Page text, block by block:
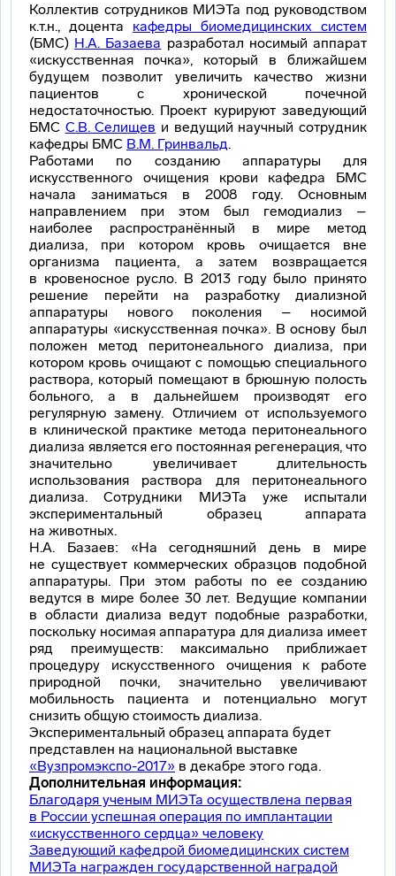
Коллектив сотрудников МИЭТа под руководством
к.т.н., доцента кафедры биомедицинских систем
(БМС) Н.А. Базаева разработал носимый аппарат
«искусственная почка», который в ближайшем
будущем позволит увеличить качество жизни
пациентов с хронической почечной
недостаточностью. Проект курируют заведующий
БМС С.В. Селищев и ведущий научный сотрудник
кафедры БМС В.М. Гринвальд.
Работами по созданию аппаратуры для
искусственного очищения крови кафедра БМС
начала заниматься в 2008 году. Основным
направлением при этом был гемодиализ –
наиболее распространённый в мире метод
диализа, при котором кровь очищается вне
организма пациента, а затем возвращается
в кровеносное русло. В 2013 году было принято
решение перейти на разработку диализной
аппаратуры нового поколения – носимой
аппаратуры «искусственная почка». В основу был
положен метод перитонеального диализа, при
котором кровь очищают с помощью специального
раствора, который помещают в брюшную полость
больного, а в дальнейшем производят его
регулярную замену. Отличием от используемого
в клинической практике метода перитонеального
диализа является его постоянная регенерация, что
значительно увеличивает длительность
использования раствора для перитонеального
диализа. Сотрудники МИЭТа уже испытали
экспериментальный образец аппарата
на животных.
Н.А. Базаев: «На сегодняшний день в мире
не существует коммерческих образцов подобной
аппаратуры. При этом работы по ее созданию
ведутся в мире более 30 лет. Ведущие компании
в области диализа ведут подобные разработки,
поскольку носимая аппаратура для диализа имеет
ряд преимуществ: максимально приближает
процедуру искусственного очищения к работе
природной почки, значительно увеличивают
мобильность пациента и потенциально могут
снизить общую стоимость диализа.
Экспериментальный образец аппарата будет
представлен на национальной выставке
«Вузпромэкспо-2017» в декабре этого года.
Дополнительная информация:
Благодаря ученым МИЭТа осуществлена первая
в России успешная операция по имплантации
«искусственного сердца» человеку
Заведующий кафедрой биомедицинских систем
МИЭТа награжден государственной наградой